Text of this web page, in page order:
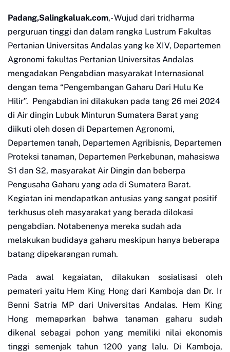
Padang,Salingkaluak.com,- Wujud dari tridharma
perguruan tinggi dan dalam rangka Lustrum Fakultas
Pertanian Universitas Andalas yang ke XIV, Departemen
Agronomi fakultas Pertanian Universitas Andalas
mengadakan Pengabdian masyarakat Internasional
dengan tema “Pengembangan Gaharu Dari Hulu Ke
Hilir”. Pengabdian ini dilakukan pada tang 26 mei 2024
di Air dingin Lubuk Minturun Sumatera Barat yang
diikuti oleh dosen di Departemen Agronomi,
Departemen tanah, Departemen Agribisnis, Departemen
Proteksi tanaman, Departemen Perkebunan, mahasiswa
S1 dan S2, masyarakat Air Dingin dan beberpa
Pengusaha Gaharu yang ada di Sumatera Barat.
Kegiatan ini mendapatkan antusias yang sangat positif
terkhusus oleh masyarakat yang berada dilokasi
pengabdian. Notabenenya mereka sudah ada
melakukan budidaya gaharu meskipun hanya beberapa
batang dipekarangan rumah.
Pada awal kegaiatan, dilakukan sosialisasi oleh
pemateri yaitu Hem King Hong dari Kamboja dan Dr. Ir
Benni Satria MP dari Universitas Andalas. Hem King
Hong memaparkan bahwa tanaman gaharu sudah
dikenal sebagai pohon yang memiliki nilai ekonomis
tinggi semenjak tahun 1200 yang lalu. Di Kamboja,